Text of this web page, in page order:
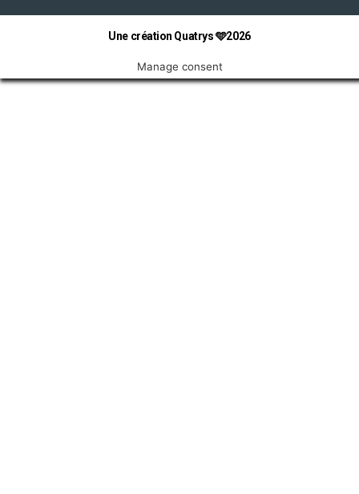
Une création Quatrys 🩵2026
Manage consent